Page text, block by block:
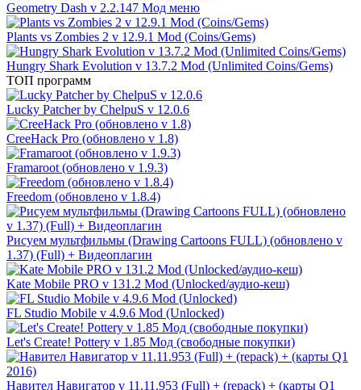
Geometry Dash v 2.2.147 Мод меню
Plants vs Zombies 2 v 12.9.1 Mod (Coins/Gems)
Hungry Shark Evolution v 13.7.2 Mod (Unlimited Coins/Gems)
ТОП программ
Lucky Patcher by ChelpuS v 12.0.6
CreeHack Pro (обновлено v 1.8)
Framaroot (обновлено v 1.9.3)
Freedom (обновлено v 1.8.4)
Рисуем мультфильмы (Drawing Cartoons FULL) (обновлено v
1.37) (Full) + Видеоплагин
Kate Mobile PRO v 131.2 Mod (Unlocked/аудио-кеш)
FL Studio Mobile v 4.9.6 Mod (Unlocked)
Let's Create! Pottery v 1.85 Мод (свободные покупки)
Навител Навигатор v 11.11.953 (Full) + (repack) + (карты Q1